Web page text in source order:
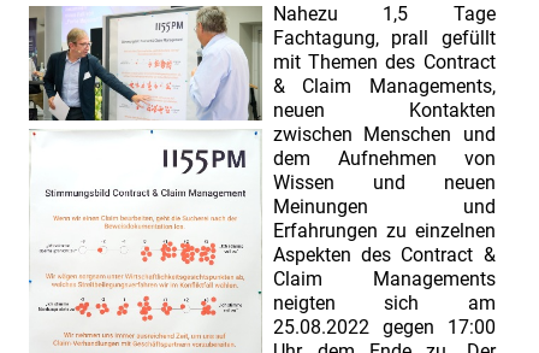
Nahezu 1,5 Tage
Fachtagung, prall gefüllt
mit Themen des Contract
& Claim Managements,
neuen Kontakten
zwischen Menschen und
dem Aufnehmen von
Wissen und neuen
Meinungen und
Erfahrungen zu einzelnen
Aspekten des Contract &
Claim Managements
neigten sich am
25.08.2022 gegen 17:00